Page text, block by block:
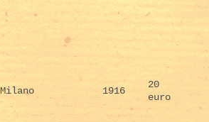
Milano 1916
20
euro